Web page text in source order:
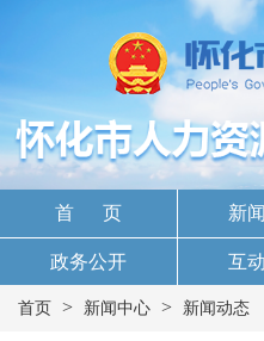
首 页 新
政务公开 互
首页 > 新闻中心 > 新闻动态